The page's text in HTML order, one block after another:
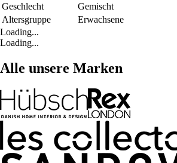
Geschlecht
Gemischt
Altersgruppe
Erwachsene
Loading...
Loading...
Alle unsere Marken